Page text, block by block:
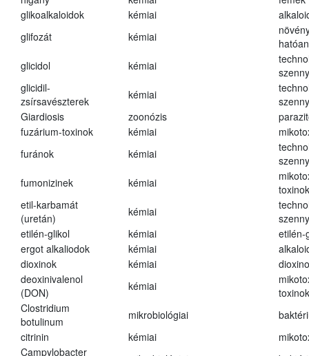
glikoalkaloidok
kémiai
glifozát
kémiai
glicidol
kémiai
glicidil-
zsírsavészterek
kémiai
Giardiosis
zoonózis
fuzárium-toxinok
kémiai
furánok
kémiai
fumonizinek
kémiai
toxinok
etil-karbamát
(uretán)
kémiai
etilén-glikol
kémiai
etilén-
ergot alkaliodok
kémiai
dioxinok
kémiai
deoxinivalenol
(DON)
kémiai
toxinok
Clostridium
botulinum
mikrobiológiai
citrinin
kémiai
Campylobacter